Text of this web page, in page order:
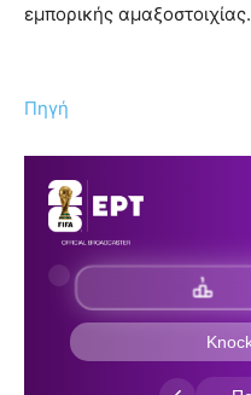
εμπορικής αμαξοστοιχίας.
Πηγή